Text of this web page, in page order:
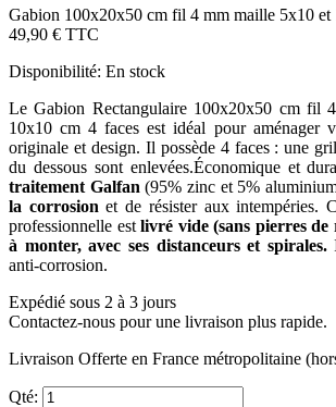
Gabion 100x20x50 cm fil 4 mm maille 5x10 et
49,90 € TTC
Disponibilité: En stock
Le Gabion Rectangulaire 100x20x50 cm fil
10x10 cm 4 faces est idéal pour aménager
originale et design. Il possède 4 faces : une
du dessous sont enlevées.Économique et
traitement Galfan (95% zinc et 5%
la corrosion et de résister aux intempéries.
professionnelle estlivré vide (sans pierres de
à monter, avec ses distanceurs et spirales.
anti-corrosion.
Expédié sous 2 à 3 jours
Contactez-nous pour une livraison plus rapide.
Livraison Offerte en France métropolitaine
Qté: